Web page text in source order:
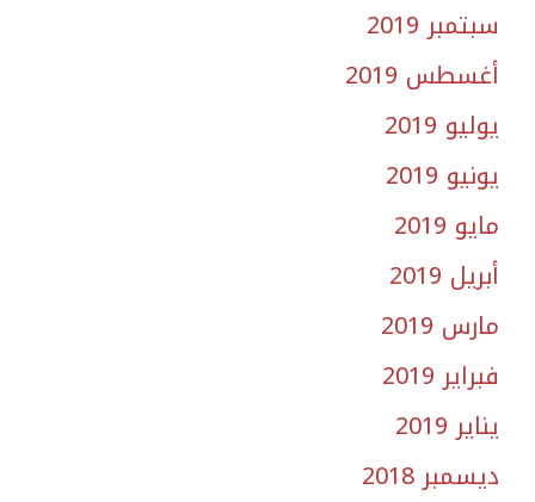
سبتمبر 2019
أغسطس 2019
يوليو 2019
يونيو 2019
مايو 2019
أبريل 2019
مارس 2019
فبراير 2019
يناير 2019
ديسمبر 2018